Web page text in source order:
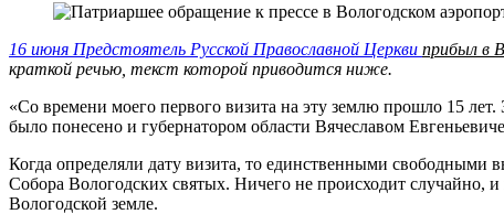
16 июня Предстоятель Русской Православной Церкви прибыл в
краткой речью, текст которой приводится ниже.
«Со времени моего первого визита на эту землю прошло 15
было понесено и губернатором области Вячеславом
Когда определяли дату визита, то единственными
Собора Вологодских святых. Ничего не происходит случайно, и
Вологодской земле.